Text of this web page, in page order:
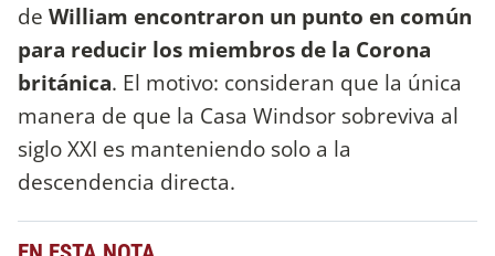
de William encontraron un punto en común
para reducir los miembros de la Corona
británica. El motivo: consideran que la única
manera de que la Casa Windsor sobreviva al
siglo XXI es manteniendo solo a la
descendencia directa.